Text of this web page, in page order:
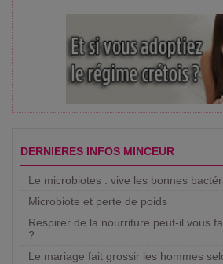
DERNIERES INFOS MINCEUR
Le microbiotes : vive les bonnes
Microbiote et perte de poids
Respirer de la nourriture peut-il vous
?
Le mariage fait grossir les hommes